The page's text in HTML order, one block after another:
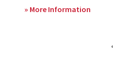
» More Information